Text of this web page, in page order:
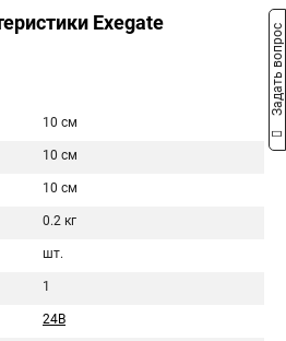
Exegate
10 см
10 см
10 см
0.2 кг
шт.
1
24В
Задать вопрос